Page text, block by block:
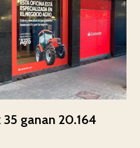
ganan 20.164